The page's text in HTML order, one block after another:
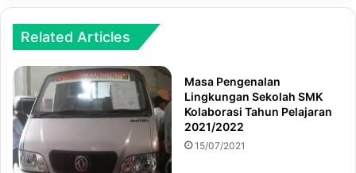
Related Articles
Masa Pengenalan
Lingkungan Sekolah SMK
Kolaborasi Tahun Pelajaran
2021/2022
15/07/2021